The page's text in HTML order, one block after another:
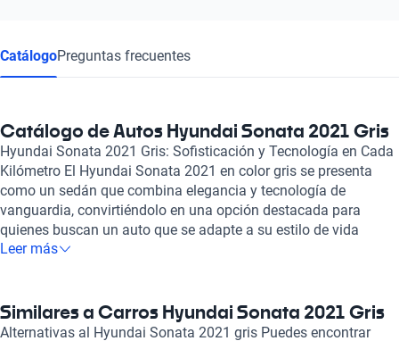
CatálogoPreguntas frecuentes
Catálogo de Autos Hyundai Sonata 2021 Gris
Hyundai Sonata 2021 Gris: Sofisticación y Tecnología en Cada
Kilómetro El Hyundai Sonata 2021 en color gris se presenta
como un sedán que combina elegancia y tecnología de
vanguardia, convirtiéndolo en una opción destacada para
quienes buscan un auto que se adapte a su estilo de vida
moderno. Su diseño aerodinámico y la tonalidad gris aportan
cada detalle está cuidadosamente diseñado para ofrecer una
experiencia de conducción placentera. Equipado con una
Leer más
Similares a Carros Hyundai Sonata 2021 Gris
Alternativas al Hyundai Sonata 2021 gris Puedes encontrar